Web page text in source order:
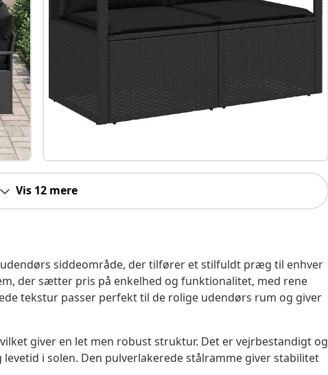
Vis 12 mere
siddeområde, der tilfører et stilfuldt præg til enhver
der sætter pris på enkelhed og funktionalitet, med rene
tekstur passer perfekt til de rolige udendørs rum og giver
giver en let men robust struktur. Det er vejrbestandigt og
i solen. Den pulverlakerede stålramme giver stabilitet